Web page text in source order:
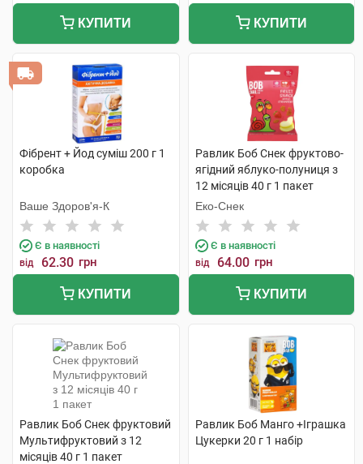
КУПИТИ КУПИТИ
Фібрент + Йод суміш 200 г 1
коробка
Ваше Здоров'я-К
Є в наявності
від 62.30 грн
КУПИТИ
Равлик Боб Снек фруктово-
ягідний яблуко-полуниця з
12 місяців 40 г 1 пакет
Еко-Снек
Є в наявності
від 64.00 грн
КУПИТИ
Равлик Боб Снек фруктовий
Мультифруктовий з 12
місяців 40 г 1 пакет
Равлик Боб Манго +Іграшка
Цукерки 20 г 1 набір